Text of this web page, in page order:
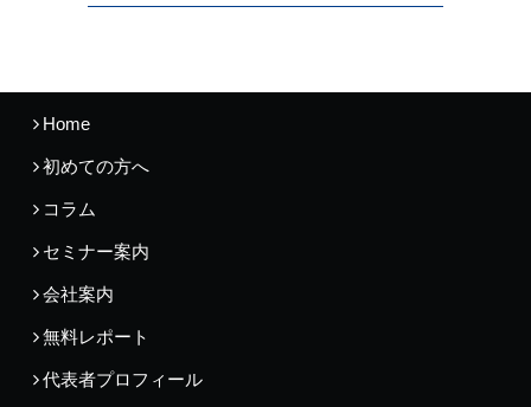
Home
初めての方へ
コラム
セミナー案内
会社案内
無料レポート
代表者プロフィール